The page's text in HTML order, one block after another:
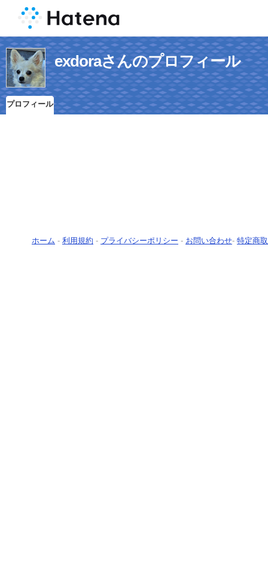
exdoraさんのプロフィール
プロフィール
ホーム - 利用規約 - プライバシーポリシー - お問い合わせ- 特定商